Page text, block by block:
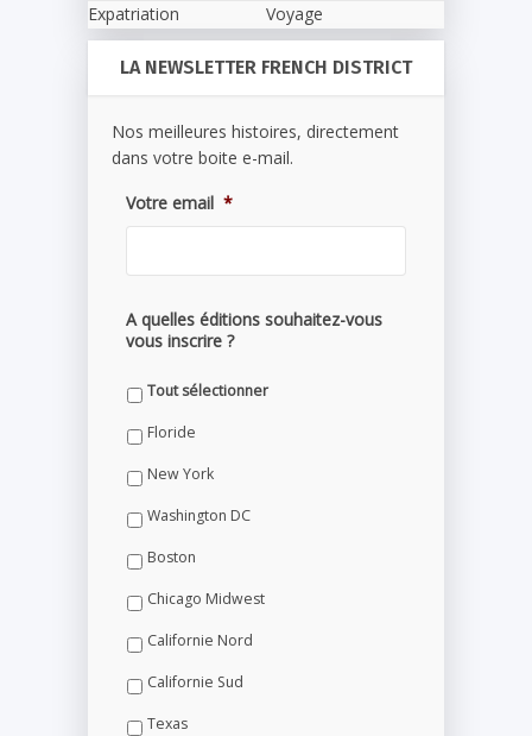
Expatriation
Voyage
LA NEWSLETTER FRENCH DISTRICT
Nos meilleures histoires, directement
dans votre boite e-mail.
Votre email *
A quelles éditions souhaitez-vous
vous inscrire ?
Tout sélectionner
Floride
New York
Washington DC
Boston
Chicago Midwest
Californie Nord
Californie Sud
Texas